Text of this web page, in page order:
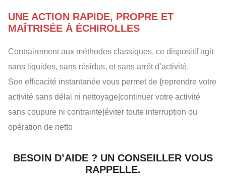
UNE ACTION RAPIDE, PROPRE ET
MAÎTRISÉE À ÉCHIROLLES
Contrairement aux méthodes classiques, ce dispositif agit
sans liquides, sans résidus, et sans arrêt d’activité.
Son efficacité instantanée vous permet de {reprendre votre
activité sans délai ni nettoyage|continuer votre activité
sans coupure ni contrainte|éviter toute interruption ou
opération de netto
BESOIN D’AIDE ? UN CONSEILLER VOUS
RAPPELLE.